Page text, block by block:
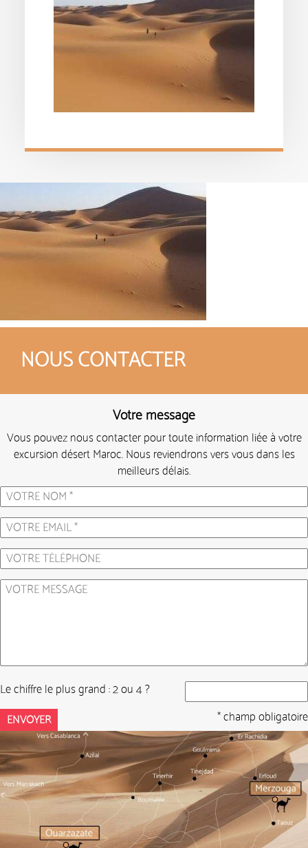
NOUS CONTACTER
Votre message
Vous pouvez nous contacter pour toute information liée à votre
excursion désert Maroc. Nous reviendrons vers vous dans les
meilleurs délais.
Le chiffre le plus grand : 2 ou 4 ?
* champ obligatoire